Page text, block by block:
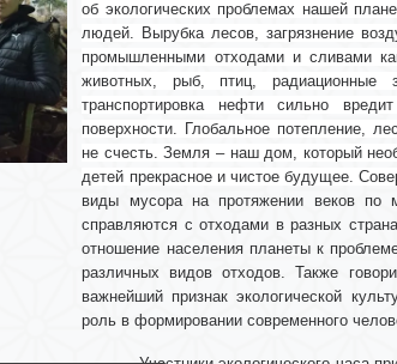
об экологических проблемах нашей
людей. Вырубка лесов, загрязнение
промышленными отходами и сливами
животных, рыб, птиц,
транспортировка нефти сильно
поверхности. Глобальное потепление,
не счесть. Земля – наш дом, который
детей прекрасное и чистое будущее.
виды мусора на протяжении веков по
справляются с отходами в разных
отношение населения планеты к
различных видов отходов. Также
важнейший признак экологической
роль в формировании современного